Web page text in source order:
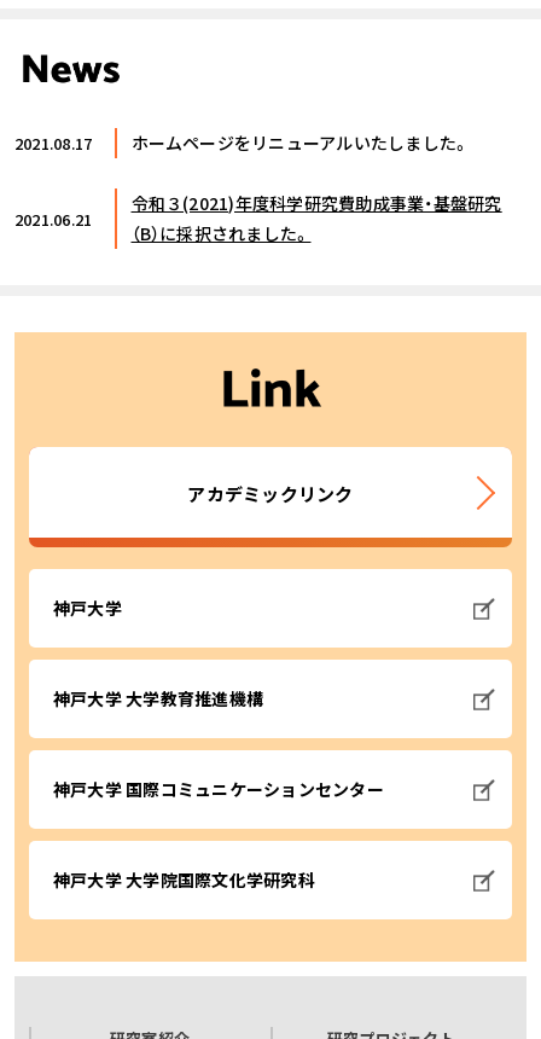
2021.08.17 ホームページをリニューアルいたしました。
2021.06.21
令和３(2021)年度科学研究費助成事業・基盤研究
（B）に採択されました。
アカデミックリンク
神戸大学
神戸大学 大学教育推進機構
神戸大学 国際コミュニケーションセンター
神戸大学 大学院国際文化学研究科